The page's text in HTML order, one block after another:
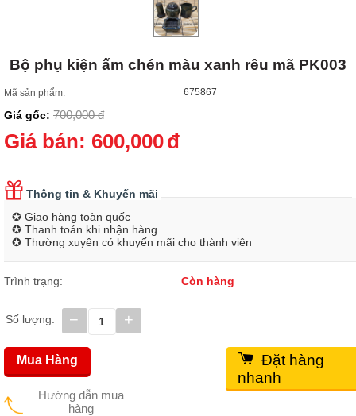
Bộ phụ kiện ấm chén màu xanh rêu mã PK003
Mã sản phẩm: 675867
Giá gốc: 700,000 đ
Giá bán: 600,000đ
Thông tin & Khuyến mãi
✪ Giao hàng toàn quốc
✪ Thanh toán khi nhận hàng
✪ Thường xuyên có khuyến mãi cho thành viên
Trình trạng: Còn hàng
Số lượng: +
−
Hướng dẫn mua
hàng
Mua Hàng
Đặt hàng
nhanh